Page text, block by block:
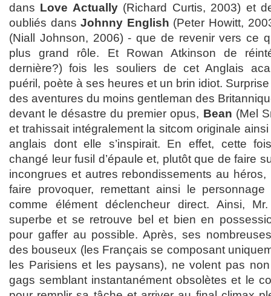
dans Love Actually(Richard Curtis, 2003) et
oubliés dansJohnny English (Peter Howitt,
(Niall Johnson, 2006) - que de revenir vers ce
plus grand rôle. Et Rowan Atkinson de
dernière?) fois les souliers de cet Anglais
puéril, poète à ses heures et un brin idiot.
des aventures du moins gentleman des
devant le désastre du premier opus, Bean (Mel
et trahissait intégralement la sitcom originale
anglais dont elle s’inspirait. En effet, cette
changé leur fusil d’épaule et, plutôt que de faire
incongrues et autres rebondissements au
faire provoquer, remettant ainsi le personnage
comme élément déclencheur direct. Ainsi,
superbe et se retrouve bel et bien en
pour gaffer au possible. Après, ses
des bouseux (les Français se composant
les Parisiens et les paysans), ne volent pas
gags semblant instantanément obsolètes et le